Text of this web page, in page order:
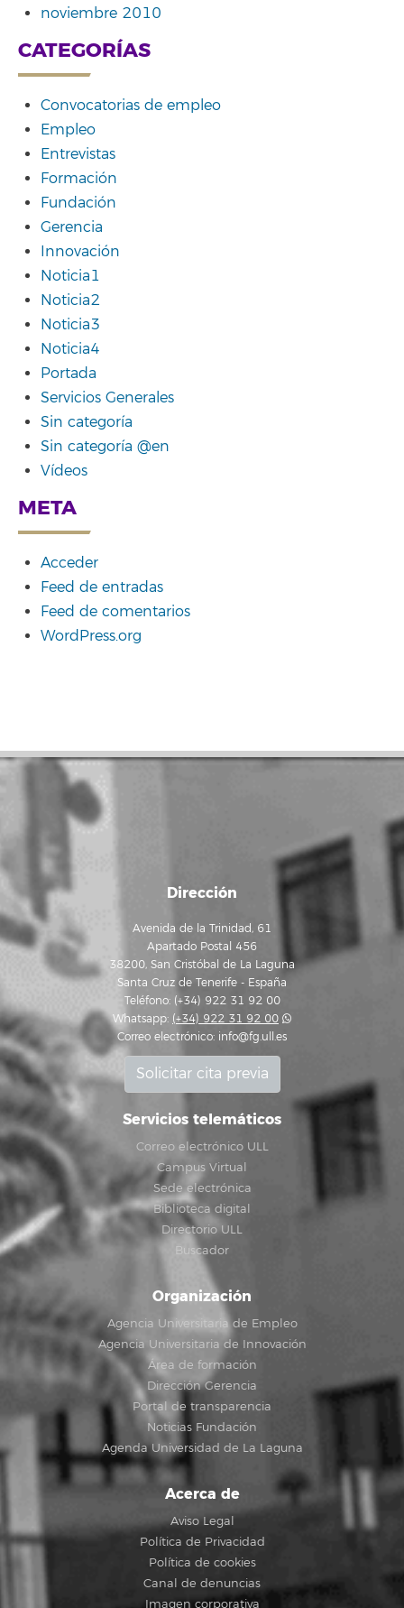
noviembre 2010
CATEGORÍAS
Convocatorias de empleo
Empleo
Entrevistas
Formación
Fundación
Gerencia
Innovación
Noticia1
Noticia2
Noticia3
Noticia4
Portada
Servicios Generales
Sin categoría
Sin categoría @en
Vídeos
META
Acceder
Feed de entradas
Feed de comentarios
WordPress.org
Dirección
Avenida de la Trinidad, 61
Apartado Postal 456
38200, San Cristóbal de La Laguna
Santa Cruz de Tenerife - España
Teléfono: (+34) 922 31 92 00
Whatsapp: (+34) 922 31 92 00
Correo electrónico: info@fg.ull.es
Solicitar cita previa
Servicios telemáticos
Correo electrónico ULL
Campus Virtual
Sede electrónica
Biblioteca digital
Directorio ULL
Buscador
Organización
Agencia Universitaria de Empleo
Agencia Universitaria de Innovación
Área de formación
Dirección Gerencia
Portal de transparencia
Noticias Fundación
Agenda Universidad de La Laguna
Acerca de
Aviso Legal
Política de Privacidad
Política de cookies
Canal de denuncias
Imagen corporativa